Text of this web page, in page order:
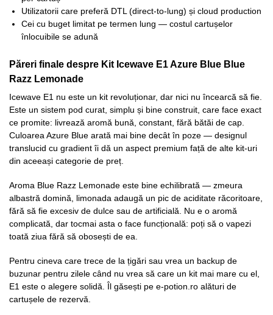
Utilizatorii care preferă DTL (direct-to-lung) și cloud production
Cei cu buget limitat pe termen lung — costul cartușelor
înlocuibile se adună
Păreri finale despre Kit Icewave E1 Azure Blue Blue
Razz Lemonade
Icewave E1 nu este un kit revoluționar, dar nici nu încearcă să fie.
Este un sistem pod curat, simplu și bine construit, care face exact
ce promite: livrează aromă bună, constant, fără bătăi de cap.
Culoarea Azure Blue arată mai bine decât în poze — designul
translucid cu gradient îi dă un aspect premium față de alte kit-uri
din aceeași categorie de preț.
Aroma Blue Razz Lemonade este bine echilibrată — zmeura
albastră domină, limonada adaugă un pic de aciditate răcoritoare,
fără să fie excesiv de dulce sau de artificială. Nu e o aromă
complicată, dar tocmai asta o face funcțională: poți să o vapezi
toată ziua fără să obosești de ea.
Pentru cineva care trece de la țigări sau vrea un backup de
buzunar pentru zilele când nu vrea să care un kit mai mare cu el,
E1 este o alegere solidă. Îl găsești pe e-potion.ro alături de
cartușele de rezervă.